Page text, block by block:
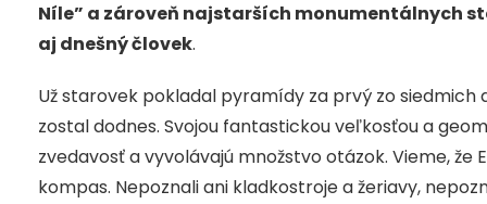
Níle” a zároveň najstarších monumentálnych
aj dnešný človek.
Už starovek pokladal pyramídy za prvý zo
zostal dodnes. Svojou fantastickou veľkosťou a
zvedavosť a vyvolávajú množstvo otázok. Vieme,
kompas. Nepoznali ani kladkostroje a žeriavy,